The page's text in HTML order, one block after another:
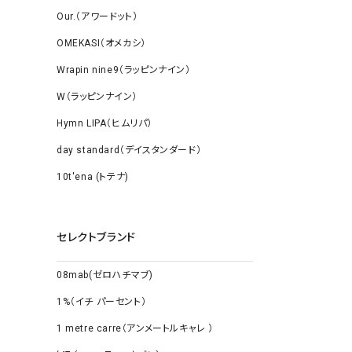
Our.（アワードット）
OMEKASI（オメカシ）
Wrapin nine9（ラッピンナイン）
W（ラッピンナイン）
Hymn LIPA（ヒムリパ）
day standard（デイスタンダード）
10t'ena (トテナ)
セレクトブランド
08mab(ゼロハチマブ)
1%（イチ パーセント）
1 metre carre（アンメートルキャレ ）